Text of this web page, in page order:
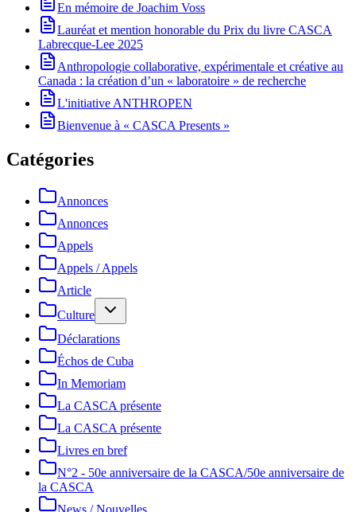
En mémoire de Joachim Voss
Lauréat et mention honorable du Prix du livre CASCA
Labrecque-Lee 2025
Anthropologie collaborative, expérimentale et créative au
Canada : la création d’un « laboratoire » de recherche
L'initiative ANTHROPEN
Bienvenue à « CASCA Presents »
Catégories
Annonces
Annonces
Appels
Appels / Appels
Article
Culture
Déclarations
Échos de Cuba
In Memoriam
La CASCA présente
La CASCA présente
Livres en bref
N°2 - 50e anniversaire de la CASCA/50e anniversaire de
la CASCA
News / Nouvelles